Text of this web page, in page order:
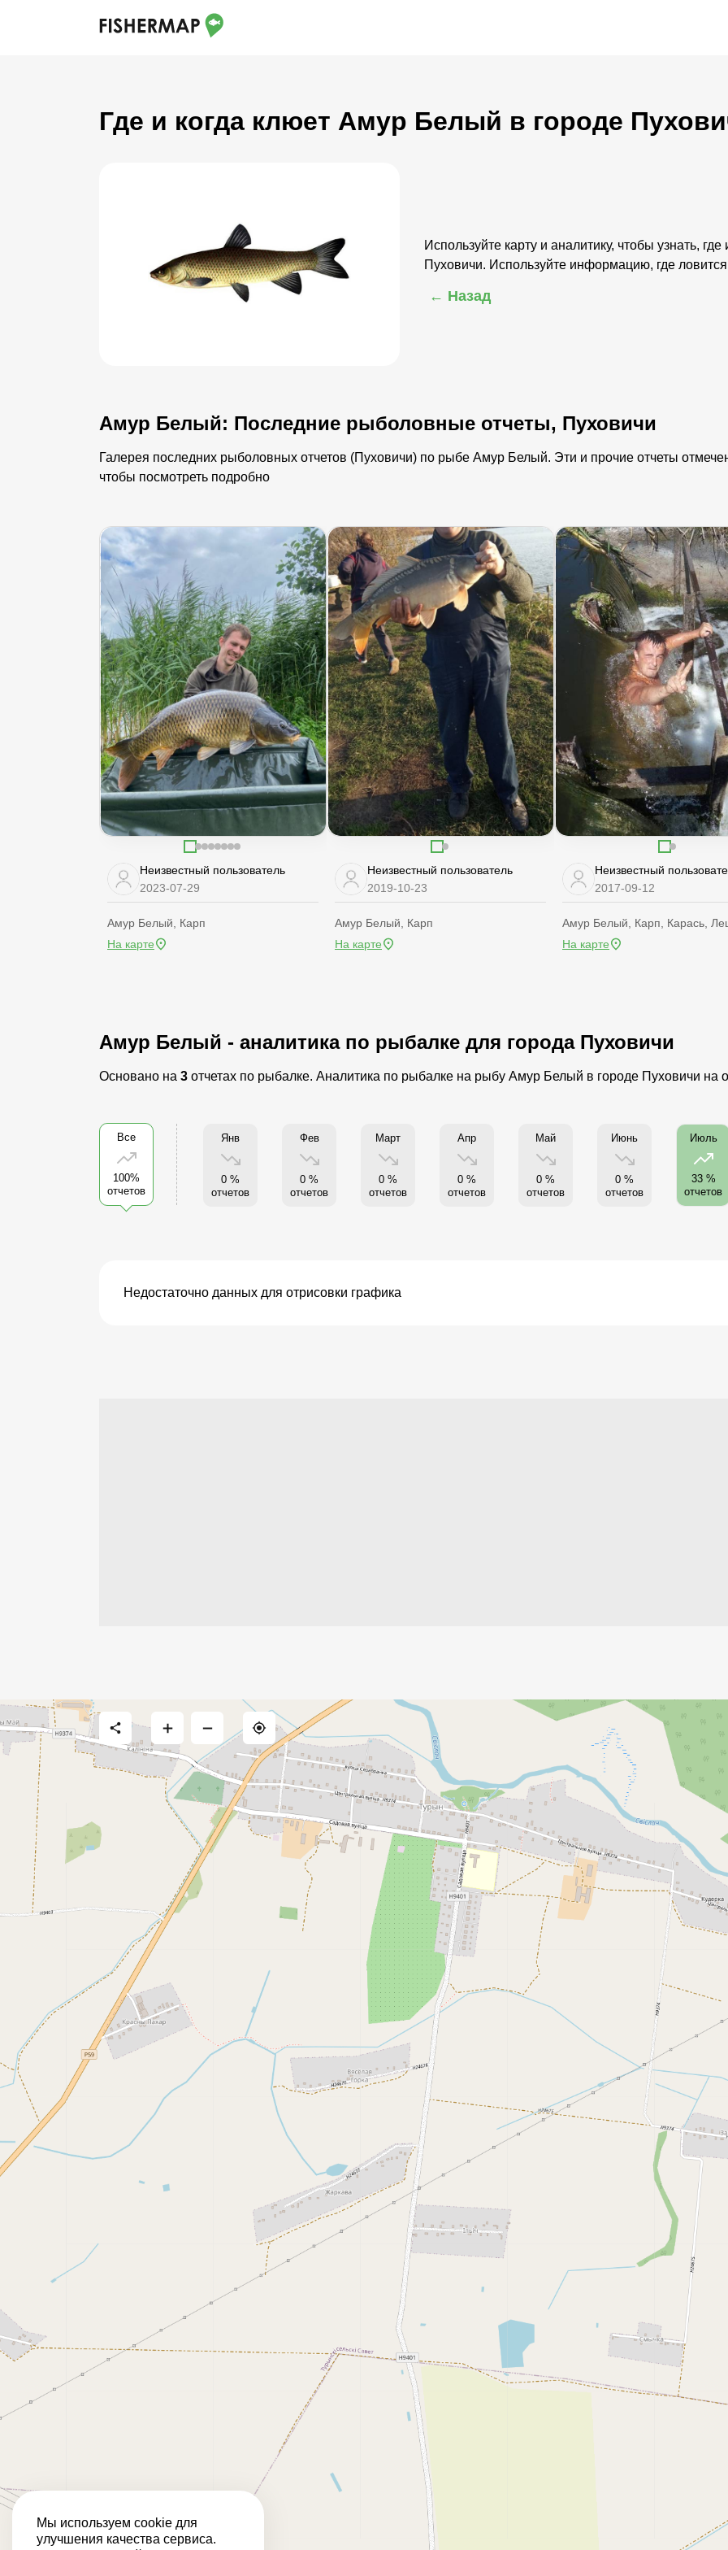
Где и когда клюет Амур Белый в городе
Используйте карту и аналитику, чтобы узнать,
Пуховичи. Используйте информацию, где
← Назад
Амур Белый: Последние рыболовные отчеты, Пуховичи
Галерея последних рыболовных отчетов (Пуховичи) по рыбе Амур Белый. Эти и прочие отчеты
чтобы посмотреть подробно
Неизвестный пользователь
2023-07-29
Амур Белый, Карп
На карте
Неизвестный пользователь
2019-10-23
Амур Белый, Карп
На карте
Неизвестный
2017-09-12
Амур Белый, Карп, Карась,
На карте
Амур Белый - аналитика по рыбалке для города Пуховичи
Основано на 3 отчетах по рыбалке. Аналитика по рыбалке на рыбу Амур Белый в городе Пуховичи на
Все
100%
отчетов
Янв
0 %
отчетов
Фев
0 %
отчетов
Март
0 %
отчетов
Апр
0 %
отчетов
Май
0 %
отчетов
Июнь
0 %
отчетов
Июль
33 %
отчетов
Недостаточно данных для отрисовки графика
Мы используем cookie для
улучшения качества сервиса.